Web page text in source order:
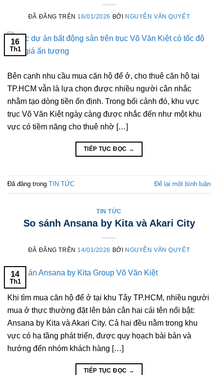
ĐÃ ĐĂNG TRÊN 16/01/2026 BỞI NGUYỄN VĂN QUYẾT
16
Th1
Bên cạnh nhu cầu mua căn hộ để ở, cho thuê căn hộ tại
TP.HCM vẫn là lựa chọn được nhiều người cân nhắc
nhằm tạo dòng tiền ổn định. Trong bối cảnh đó, khu vực
trục Võ Văn Kiệt ngày càng được nhắc đến như một khu
vực có tiềm năng cho thuê nhờ […]
TIẾP TỤC ĐỌC →
Đã đăng trong TIN TỨC Để lại một bình luận
TIN TỨC
So sánh Ansana by Kita và Akari City
ĐÃ ĐĂNG TRÊN 14/01/2026 BỞI NGUYỄN VĂN QUYẾT
14
Th1
Khi tìm mua căn hộ để ở tại khu Tây TP.HCM, nhiều người
mua ở thực thường đặt lên bàn cân hai cái tên nổi bật:
Ansana by Kita và Akari City. Cả hai đều nằm trong khu
vực có hạ tầng phát triển, được quy hoạch bài bản và
hướng đến nhóm khách hàng […]
TIẾP TỤC ĐỌC →